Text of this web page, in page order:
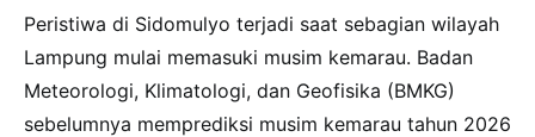
Peristiwa di Sidomulyo terjadi saat sebagian wilayah
Lampung mulai memasuki musim kemarau. Badan
Meteorologi, Klimatologi, dan Geofisika (BMKG)
sebelumnya memprediksi musim kemarau tahun 2026